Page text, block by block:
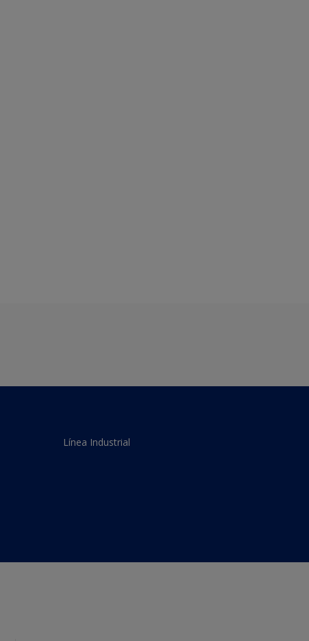
Línea Industrial